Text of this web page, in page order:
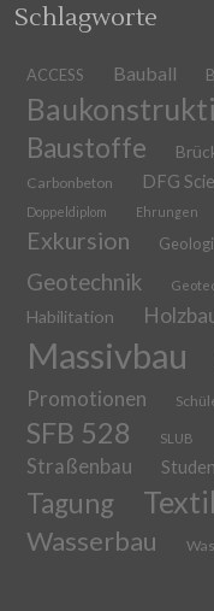
Schlagworte
ACCESS Bauball
Baustoffe
Carbonbeton DFG
Doppeldiplom Ehrungen
Exkursion
Geotechnik
Habilitation
Massivbau
Promotionen
SFB 528 SLUB
Straßenbau
Tagung
Wasserbau